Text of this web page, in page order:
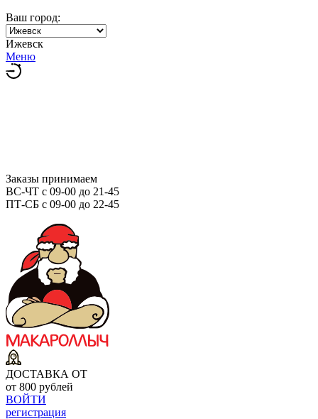
Ваш город:
Ижевск
Меню
Заказы принимаем
ВС-ЧТ с 09-00 до 21-45
ПТ-СБ с 09-00 до 22-45
ДОСТАВКА ОТ
от 800 рублей
ВОЙТИ
регистрация